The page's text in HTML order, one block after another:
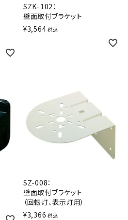
SZK-102：
壁面取付ブラケット
¥3,564 税込
SZ-008：
壁面取付ブラケット
（回転灯、表示灯用）
¥3,366 税込